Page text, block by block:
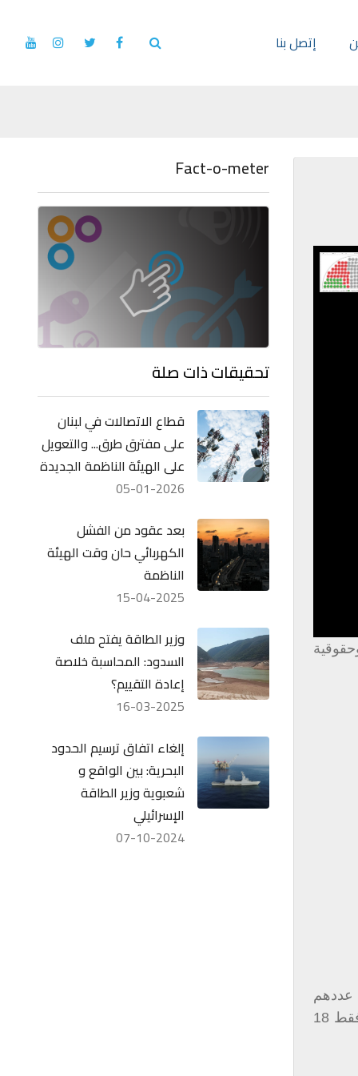
إتصل بنا
وحقوقية
عددهم
49. من ثم، تابعنا الإجابات حول موضوع الصندوق السيادي ولاحظنا ان من عدد النواب ال 49 الذي اعيد انتخابهم فقط 18
Fact-o-meter
تحقيقات ذات صلة
قطاع الاتصالات في لبنان
على مفترق طرق... والتعويل
على الهيئة الناظمة الجديدة
05-01-2026
بعد عقود من الفشل
الكهربائي حان وقت الهيئة
الناظمة
15-04-2025
وزير الطاقة يفتح ملف
السدود: المحاسبة خلاصة
إعادة التقييم؟
16-03-2025
إلغاء اتفاق ترسيم الحدود
البحرية: بين الواقع و
شعبوية وزير الطاقة
الإسرائيلي
07-10-2024